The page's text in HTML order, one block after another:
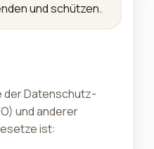
und schützen.
der Datenschutz-
und anderer
ist: